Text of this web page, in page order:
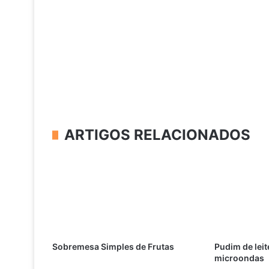
ARTIGOS RELACIONADOS
Sobremesa Simples de Frutas
Pudim de
microondas